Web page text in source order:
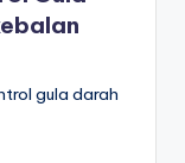
gula darah